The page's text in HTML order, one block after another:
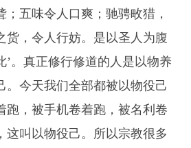
；五味令人口爽；驰骋畋猎，
货，令人行妨。是以圣人为腹
’。真正修行修道的人是以物养
。今天我们全部都被以物役己
跑，被手机卷着跑，被名利卷
这叫以物役己。所以宗教很多